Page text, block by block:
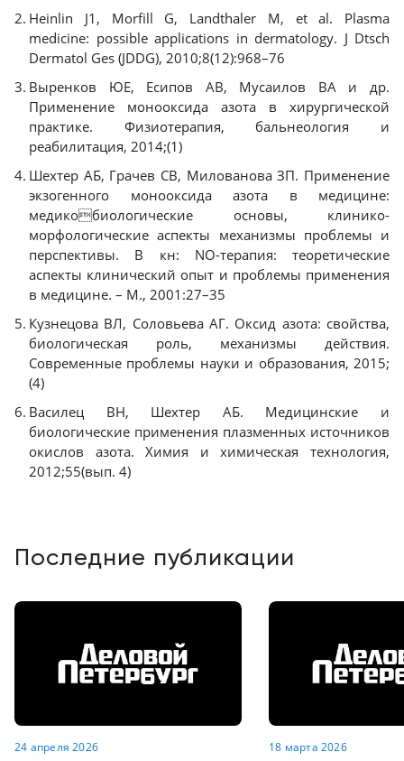
Heinlin J1, Morfill G, Landthaler M, et al. Plasma
medicine: possible applications in dermatology. J Dtsch
Dermatol Ges (JDDG), 2010;8(12):968–76
Выренков ЮЕ, Есипов АВ, Мусаилов ВА и др.
Применение монооксида азота в хирургической
практике. Физиотерапия, бальнеология и
реабилитация, 2014;(1)
Шехтер АБ, Грачев СВ, Милованова ЗП. Применение
экзогенного монооксида азота в медицине:
медикобиологические основы, клинико-
морфологические аспекты механизмы проблемы и
перспективы. В кн: NO-терапия: теоретические
аспекты клинический опыт и проблемы применения
в медицине. – М., 2001:27–35
Кузнецова ВЛ, Соловьева АГ. Оксид азота: свойства,
биологическая роль, механизмы действия.
Современные проблемы науки и образования, 2015;
(4)
Василец ВН, Шехтер АБ. Медицинские и
биологические применения плазменных источников
окислов азота. Химия и химическая технология,
2012;55(вып. 4)
Последние публикации
24 апреля 2026 18 марта 2026